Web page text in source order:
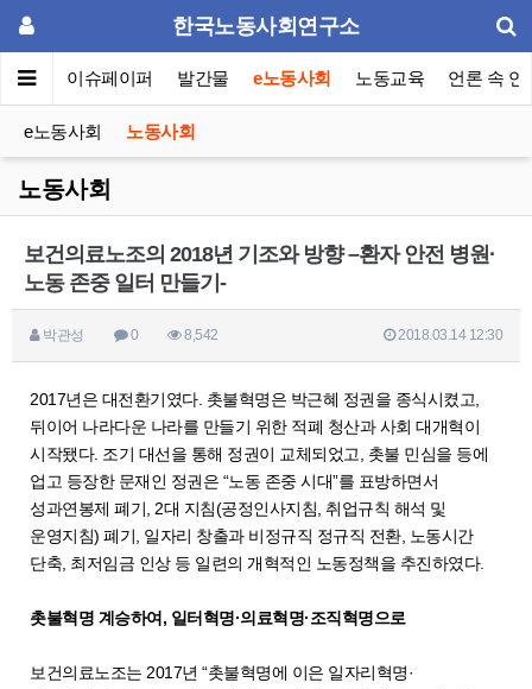
한국노동사회연구소
포럼 이슈페이퍼 발간물 e노동사회 노동교육 언론 속 연
e노동사회 노동사회
노동사회
보건의료노조의 2018년 기조와 방향 –환자 안전 병원·
노동 존중 일터 만들기-
박관성 0 8,542 2018.03.14 12:30
2017년은 대전환기였다. 촛불혁명은 박근혜 정권을 종식시켰고,
뒤이어 나라다운 나라를 만들기 위한 적폐 청산과 사회 대개혁이
시작됐다. 조기 대선을 통해 정권이 교체되었고, 촛불 민심을 등에
업고 등장한 문재인 정권은 “노동 존중 시대”를 표방하면서
성과연봉제 폐기, 2대 지침(공정인사지침, 취업규칙 해석 및
운영지침) 폐기, 일자리 창출과 비정규직 정규직 전환, 노동시간
단축, 최저임금 인상 등 일련의 개혁적인 노동정책을 추진하였다.
촛불혁명 계승하여, 일터혁명·의료혁명·조직혁명으로
보건의료노조는 2017년 “촛불혁명에 이은 일자리혁명·